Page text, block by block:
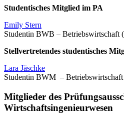
Studentisches Mitglied im PA
Emily Stern
Studentin BWB – Betriebswirtschaft
Stellvertretendes studentisches
Lara Jäschke
Studentin BWM –
Mitglieder des
Wirtschaftsingenieurwesen